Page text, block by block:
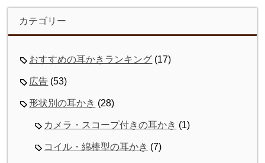
カテゴリー
おすすめの耳かきランキング (17)
広告 (53)
形状別の耳かき (28)
カメラ・スコープ付きの耳かき (1)
コイル・綿棒型の耳かき (7)